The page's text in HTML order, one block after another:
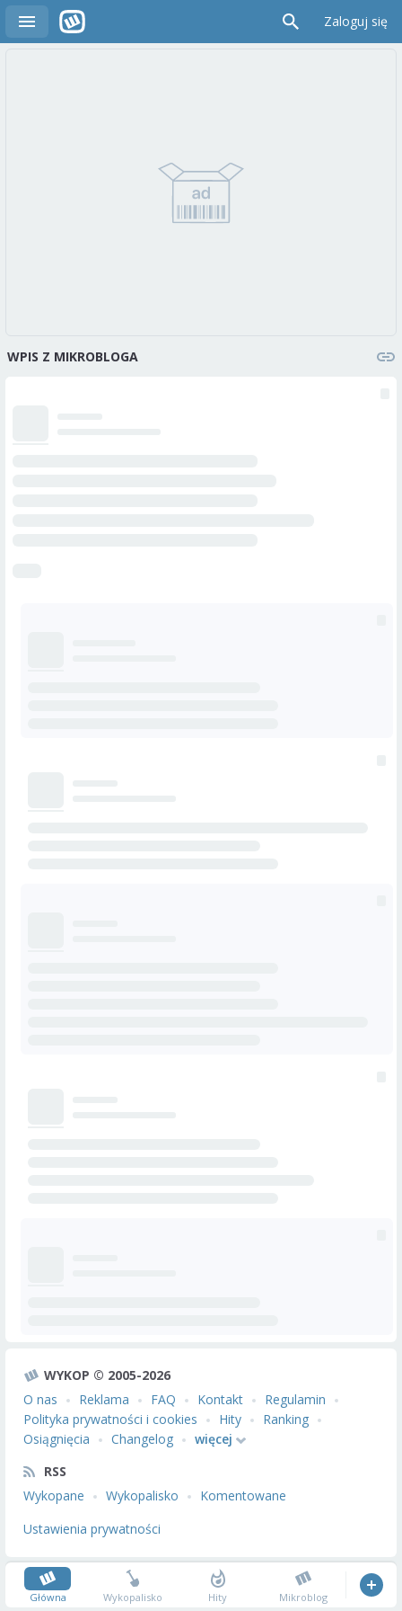
Zaloguj się
WPIS Z MIKROBLOGA
WYKOP © 2005-2026
O nas
Reklama FAQ Kontakt
Regulamin
Polityka prywatności i cookies
Hity
Ranking
Osiągnięcia
Changelog
więcej
RSS
Wykopane
Wykopalisko
Komentowane
Ustawienia prywatności
Główna Wykopalisko Hity Mikroblog